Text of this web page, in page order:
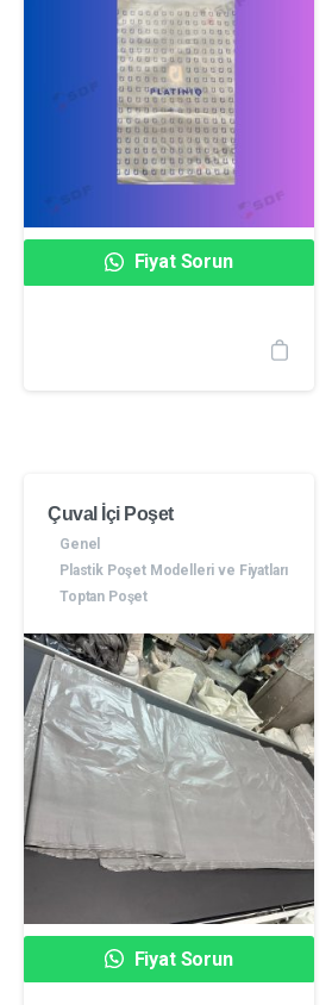
Fiyat Sorun
Çuval İçi Poşet
Genel
Plastik Poşet Modelleri ve Fiyatları
Toptan Poşet
Fiyat Sorun